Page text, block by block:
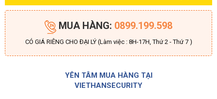
MUA HÀNG: 0899.199.598
CÓ GIÁ RIÊNG CHO ĐẠI LÝ (Làm việc : 8H-17H, Thứ 2 - Thứ 7 )
YÊN TÂM MUA HÀNG TẠI
VIETHANSECURITY